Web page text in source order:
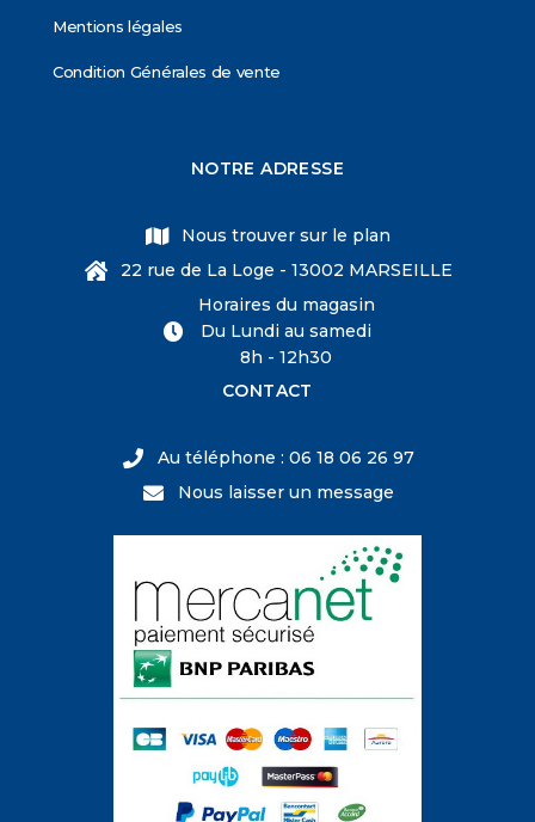
Mentions légales
Condition Générales de vente
NOTRE ADRESSE
Nous trouver sur le plan
22 rue de La Loge - 13002 MARSEILLE
Horaires du magasin
Du Lundi au samedi
8h - 12h30
CONTACT
Au téléphone : 06 18 06 26 97
Nous laisser un message